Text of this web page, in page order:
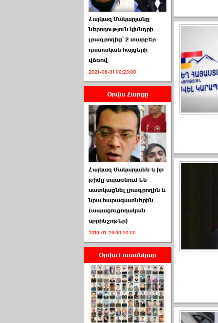
ՏԵՍԱՆՅՈՒԹ․ Ի՞նչ
իրավիճակ է այս ›››
2026-07-04 10:40:00
Սահմանադրական
դատարանը մերժեց ›››
2026-07-02 00:39:00
ՈՒՂԻՂ․ ԱԺ-ն
Կառավարության ›››
2026-07-01 00:52:00
Հայկազ Մակարյանը
ներողություն կխնդրի
լրագրողից՝ 2 տարբեր
դատական հայցերի
վճռով
2021-08-31 00:23:00
Օրվա Հարցը
Հայկազ Մակարյանն և իր
թիմը սպառնում են
սատկացնել լրագրողին և
նրա հարազատներին
(ապացուցողական
սքրինշոթեր)
2019-01-26 00:50:00
Օրվա Լուսանկար